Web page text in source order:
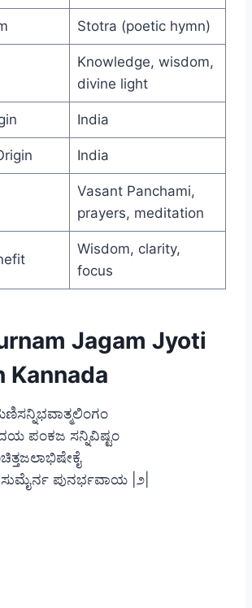
Stotra (poetic hymn)
Knowledge, wisdom,
divine light
India
India
Vasant Panchami,
prayers, meditation
Wisdom, clarity,
focus
Jagam Jyoti
Kannada
ಪಂಕಜ ಸನ್ನಿವಿಷ್ಟಂ
ಪುನರ್ಭವಾಯ |೨|